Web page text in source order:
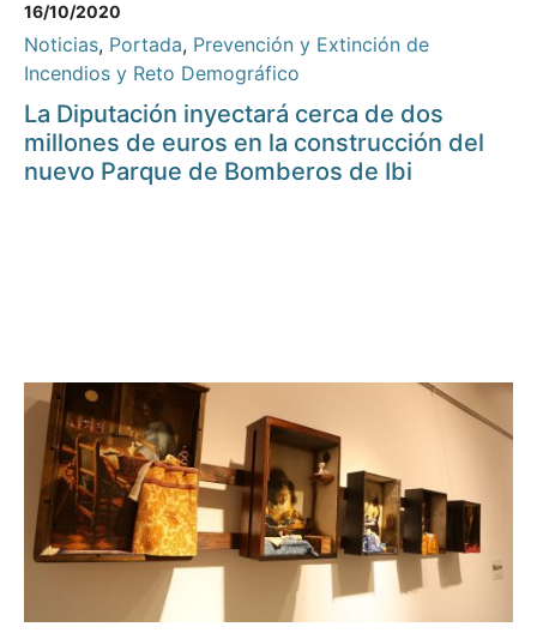
16/10/2020
Noticias, Portada, Prevención y Extinción de
Incendios y Reto Demográfico
La Diputación inyectará cerca de dos
millones de euros en la construcción del
nuevo Parque de Bomberos de Ibi